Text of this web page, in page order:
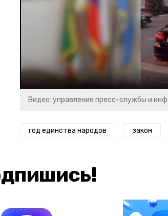
Видео: управление пресс-службы и
год единства народов закон